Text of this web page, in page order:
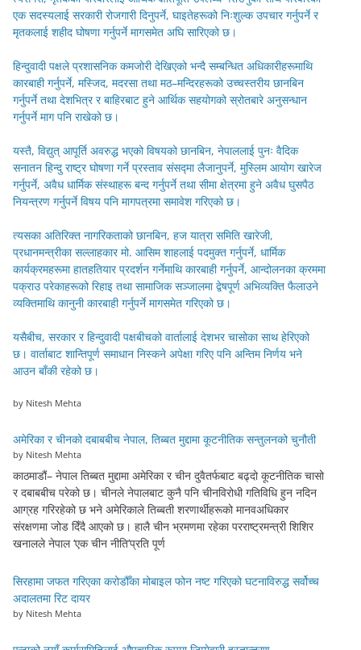
एक सदस्यलाई सरकारी रोजगारी दिनुपर्ने, घाइतेहरूको निःशुल्क उपचार गर्नुपर्ने र
मृतकलाई शहीद घोषणा गर्नुपर्ने मागसमेत अघि सारिएको छ।
हिन्दुवादी पक्षले प्रशासनिक कमजोरी देखिएको भन्दै सम्बन्धित अधिकारीहरूमाथि
कारबाही गर्नुपर्ने, मस्जिद, मदरसा तथा मठ–मन्दिरहरूको उच्चस्तरीय छानबिन
गर्नुपर्ने तथा देशभित्र र बाहिरबाट हुने आर्थिक सहयोगको स्रोतबारे अनुसन्धान
गर्नुपर्ने माग पनि राखेको छ।
यस्तै, विद्युत् आपूर्ति अवरुद्ध भएको विषयको छानबिन, नेपाललाई पुनः वैदिक
सनातन हिन्दु राष्ट्र घोषणा गर्ने प्रस्ताव संसद्मा लैजानुपर्ने, मुस्लिम आयोग खारेज
गर्नुपर्ने, अवैध धार्मिक संस्थाहरू बन्द गर्नुपर्ने तथा सीमा क्षेत्रमा हुने अवैध घुसपैठ
नियन्त्रण गर्नुपर्ने विषय पनि मागपत्रमा समावेश गरिएको छ।
त्यसका अतिरिक्त नागरिकताको छानबिन, हज यात्रा समिति खारेजी,
प्रधानमन्त्रीका सल्लाहकार मो. आसिम शाहलाई पदमुक्त गर्नुपर्ने, धार्मिक
कार्यक्रमहरूमा हातहतियार प्रदर्शन गर्नेमाथि कारबाही गर्नुपर्ने, आन्दोलनका क्रममा
पक्राउ परेकाहरूको रिहाइ तथा सामाजिक सञ्जालमा द्वेषपूर्ण अभिव्यक्ति फैलाउने
व्यक्तिमाथि कानुनी कारबाही गर्नुपर्ने मागसमेत गरिएको छ।
यसैबीच, सरकार र हिन्दुवादी पक्षबीचको वार्तालाई देशभर चासोका साथ हेरिएको
छ। वार्ताबाट शान्तिपूर्ण समाधान निस्कने अपेक्षा गरिए पनि अन्तिम निर्णय भने
आउन बाँकी रहेको छ।
by Nitesh Mehta
अमेरिका र चीनको दबाबबीच नेपाल, तिब्बत मुद्दामा कूटनीतिक सन्तुलनको चुनौती
by Nitesh Mehta
काठमाडौं– नेपाल तिब्बत मुद्दामा अमेरिका र चीन दुवैतर्फबाट बढ्दो कूटनीतिक चासो
र दबाबबीच परेको छ। चीनले नेपालबाट कुनै पनि चीनविरोधी गतिविधि हुन नदिन
आग्रह गरिरहेको छ भने अमेरिकाले तिब्बती शरणार्थीहरूको मानवअधिकार
संरक्षणमा जोड दिँदै आएको छ। हालै चीन भ्रमणमा रहेका परराष्ट्रमन्त्री शिशिर
खनालले नेपाल ‘एक चीन नीति’प्रति पूर्ण
सिरहामा जफत गरिएका करोडौँका मोबाइल फोन नष्ट गरिएको घटनाविरुद्ध सर्वोच्च
अदालतमा रिट दायर
by Nitesh Mehta